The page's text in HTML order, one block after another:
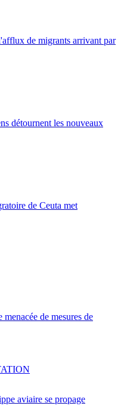
de migrants arrivant par
détournent les nouveaux
de Ceuta met
de mesures de
aviaire se propage